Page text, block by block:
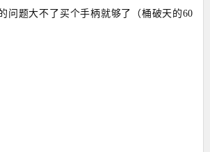
问题大不了买个手柄就够了（桶破天的60